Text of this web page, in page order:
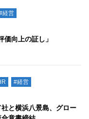
経営
向上の証し」
#経営
と横浜八景島、グロー